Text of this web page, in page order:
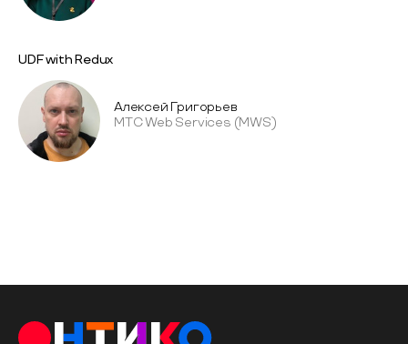
UDF with Redux
Алексей Григорьев
МТС Web Services (MWS)